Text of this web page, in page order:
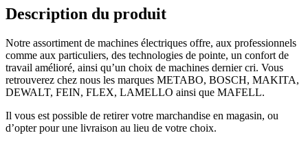
Description du produit
Notre assortiment de machines électriques offre, aux professionnels
comme aux particuliers, des technologies de pointe, un confort de
travail amélioré, ainsi qu’un choix de machines dernier cri. Vous
retrouverez chez nous les marques METABO, BOSCH, MAKITA,
DEWALT, FEIN, FLEX, LAMELLO ainsi que MAFELL.
Il vous est possible de retirer votre marchandise en magasin, ou
d’opter pour une livraison au lieu de votre choix.